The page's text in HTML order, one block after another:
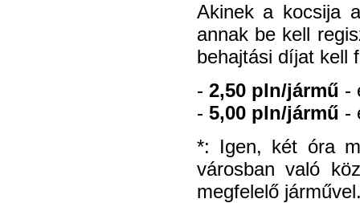
Akinek a kocsija
annak be kell
behajtási díjat kell
- 2,50 pln/jármű -
- 5,00 pln/jármű -
*: Igen, két óra
városban való
megfelelő